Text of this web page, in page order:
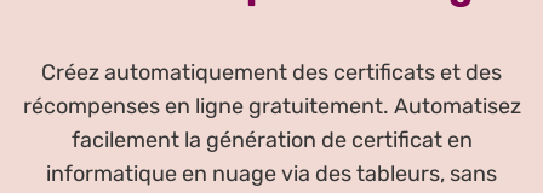
Créez automatiquement des certificats et des
récompenses en ligne gratuitement. Automatisez
facilement la génération de certificat en
informatique en nuage via des tableurs, sans